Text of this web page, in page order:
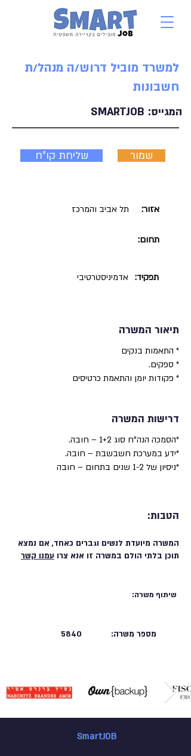
למשרד מוביל דרוש/ה מנהל/ת
חשבונות
SMARTJOB המגייס:
שליחת קו"ח שמור
תל אביב והמרכז אזור:
תחום:
אדמיניסטרטיבי תפקיד:
תיאור המשרה
* התאמות בנקים
* ספקים.
* פקודות יומן והתאמת כרטיסים
דרישות המשרה
*הסמכה הנה"ח סוג 1+2 – חובה.
*ידע במערכת חשבשבת – חובה.
*ניסיון של 1-2 שנים בתחום – חובה
הטבות:
המשרה מיועדת לנשים וגברים כאחד, אם נמצא
תוכן בלתי הולם במשרה זו אנא צרו עמנו קשר
שיתוף משרה:
5840 מספר משרה:
SmartJOB